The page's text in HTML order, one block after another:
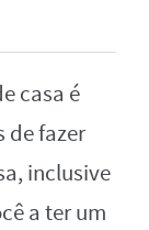
casa é
de fazer
inclusive
a ter um